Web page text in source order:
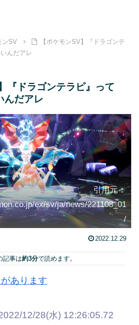
ンSV
【ポケモンSV】『ドラゴンテ
んだアレ
『ドラゴンテラピ』って
んだアレ
引用元：
ex/sv/ja/news/221108_01
/
2022.12.29
記事は約3分で読めます。
あります
12/28(水) 12:26:05.72